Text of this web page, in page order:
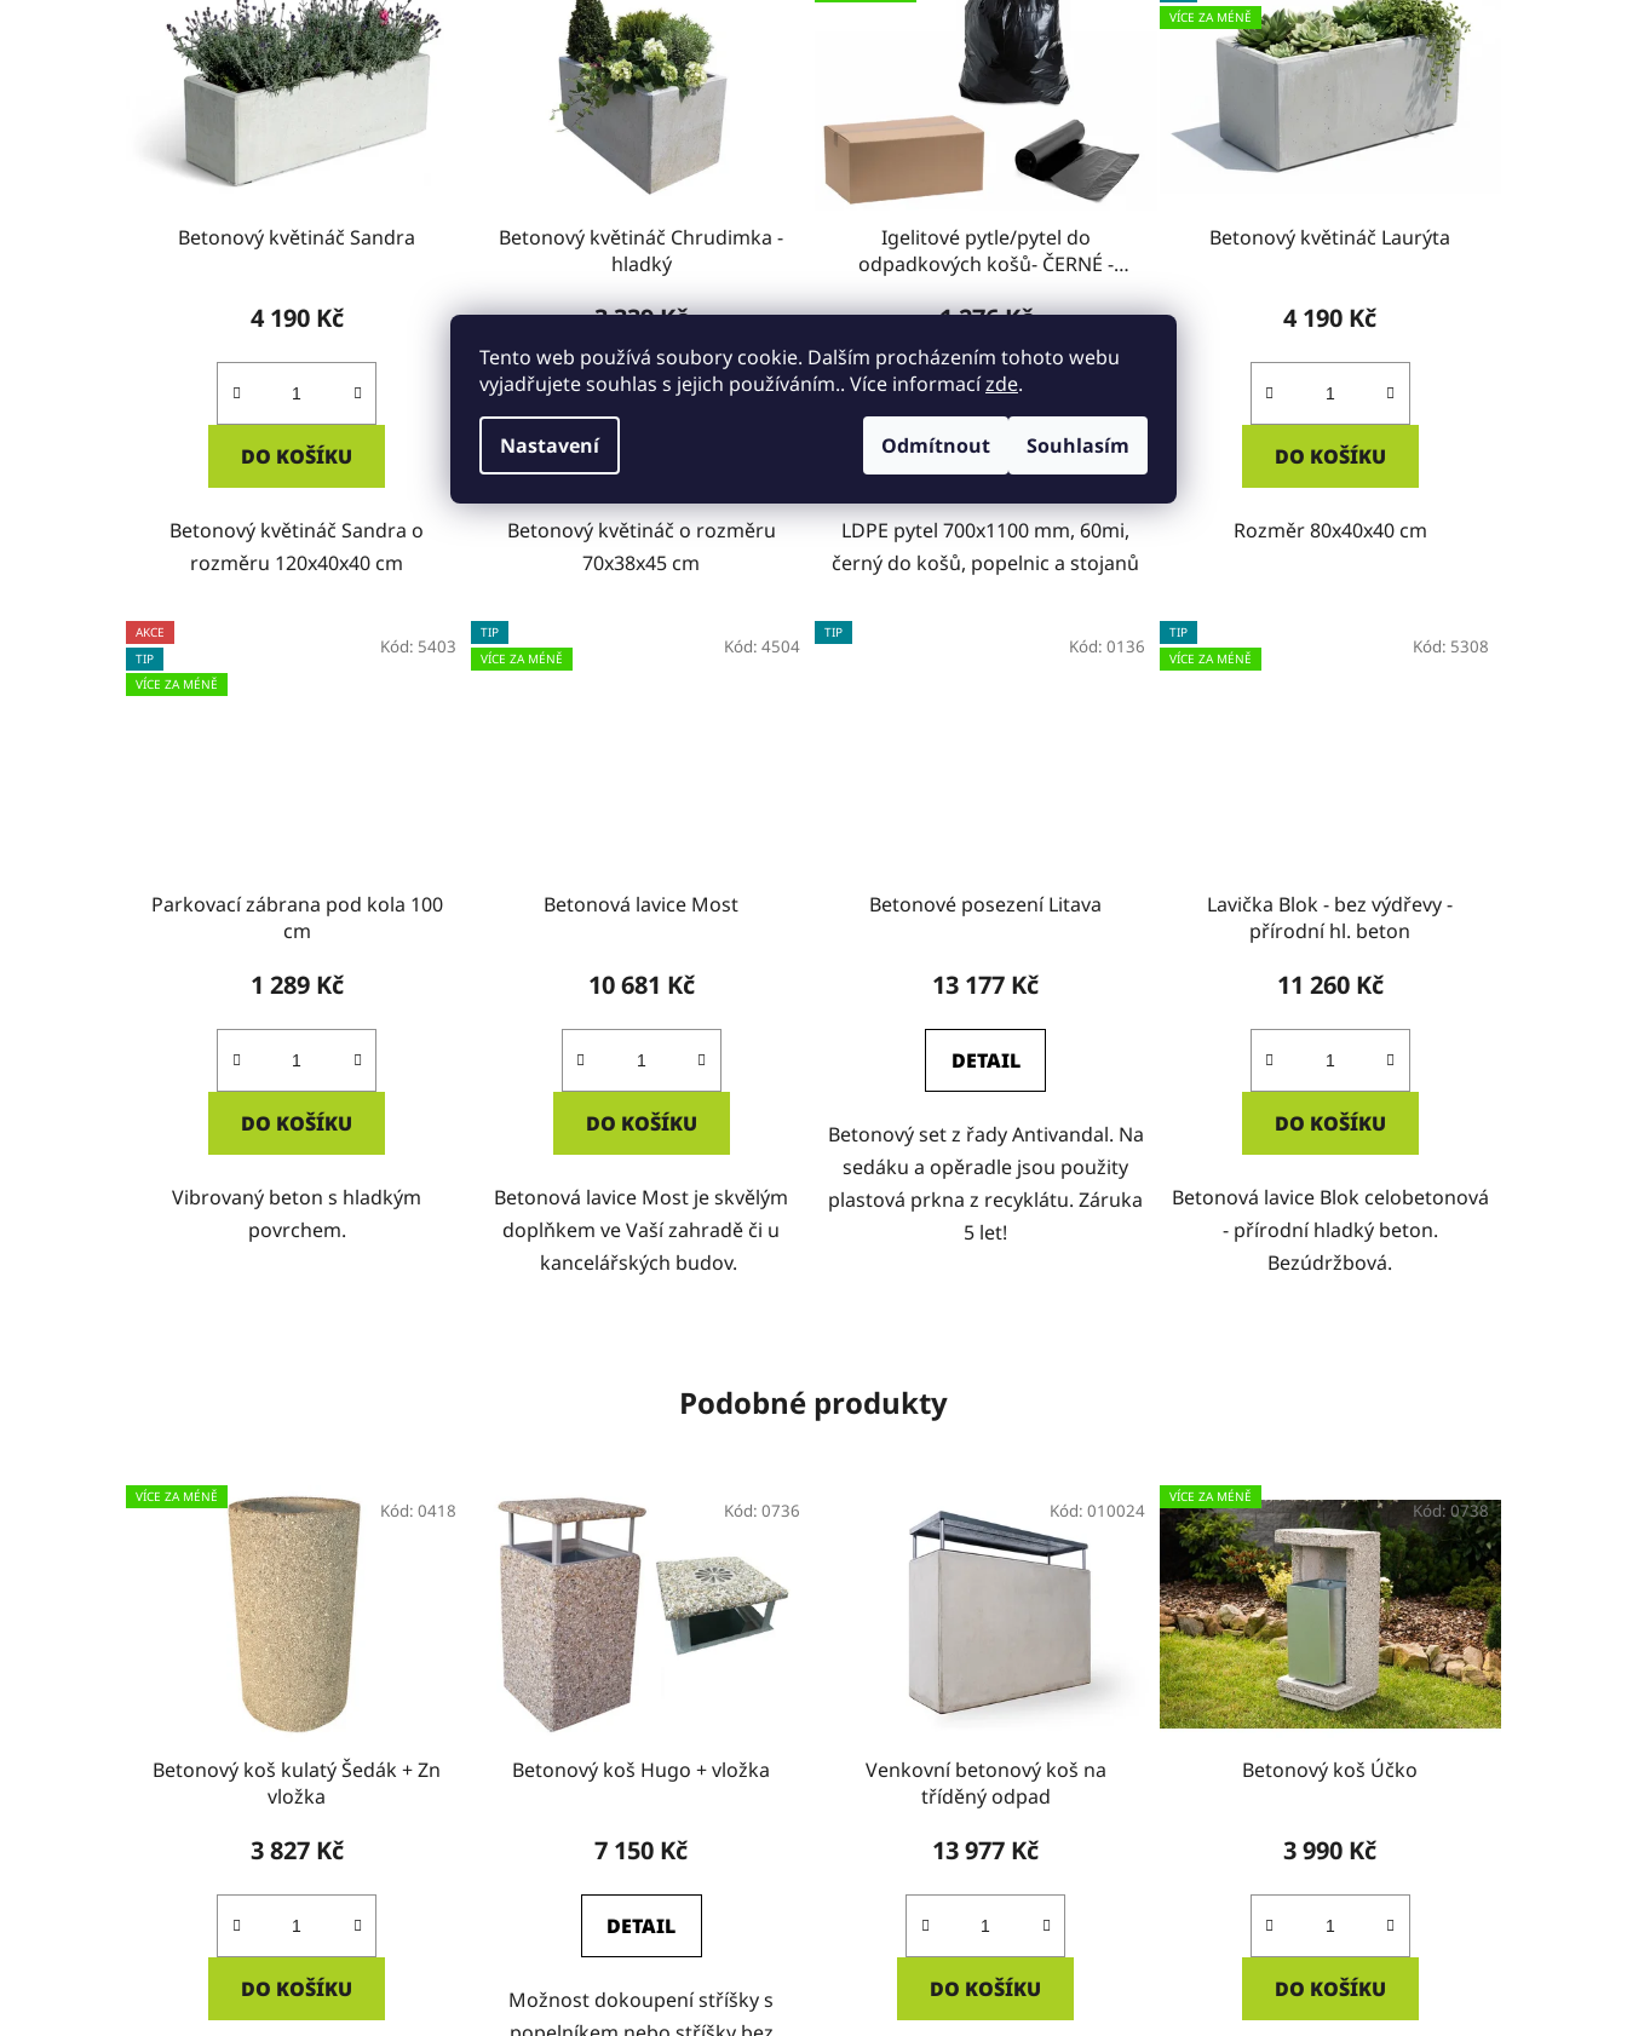
Tento web používá soubory cookie. Dalším procházením tohoto webu
vyjadřujete souhlas s jejich používáním.. Více informacízde.
Nastavení Odmítnout Souhlasím
Betonový květináč Sandra
4 190 Kč
DO KOŠÍKU
Betonový květináč Sandra o
rozměru 120x40x40 cm
Betonový květináč Chrudimka -
hladký
3 339 Kč
DO KOŠÍKU
Betonový květináč o rozměru
70x38x45 cm
Igelitové pytle/pytel do
odpadkových košů- ČERNÉ -
1 276 Kč
DO KOŠÍKU
LDPE pytel 700x1100 mm, 60mi,
černý do košů, popelnic a stojanů
VÍCE ZA MÉNĚ
Betonový květináč Laurýta
4 190 Kč
DO KOŠÍKU
Rozměr 80x40x40 cm
AKCE
TIP
VÍCE ZA MÉNĚ
Parkovací zábrana pod kola 100
cm
1 289 Kč
DO KOŠÍKU
Vibrovaný beton s hladkým
povrchem.
Kód: 5403
TIP
VÍCE ZA MÉNĚ
Betonová lavice Most
10 681 Kč
DO KOŠÍKU
Betonová lavice Most je skvělým
doplňkem ve Vaší zahradě či u
kancelářských budov.
Kód: 4504
TIP
Betonové posezení Litava
13 177 Kč
DETAIL
Betonový set z řady Antivandal. Na
sedáku a opěradle jsou použity
plastová prkna z recyklátu. Záruka
5 let!
Kód: 0136
TIP
VÍCE ZA MÉNĚ
Lavička Blok - bez výdřevy -
přírodní hl. beton
11 260 Kč
DO KOŠÍKU
Betonová lavice Blok celobetonová
- přírodní hladký beton.
Bezúdržbová.
Kód: 5308
Podobné produkty
VÍCE ZA MÉNĚ
Betonový koš kulatý Šedák + Zn
vložka
3 827 Kč
DO KOŠÍKU
Kód: 0418
Betonový koš Hugo + vložka
7 150 Kč
DETAIL
Možnost dokoupení stříšky s
Kód: 0736
Venkovní betonový koš na
tříděný odpad
13 977 Kč
DO KOŠÍKU
Kód: 010024
VÍCE ZA MÉNĚ
Betonový koš Účko
3 990 Kč
DO KOŠÍKU
Kód: 0738